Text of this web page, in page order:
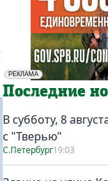
РЕКЛАМА
Социальная реклама
Последние
В субботу, 8
с "Тверью"
С.Петербург19:03